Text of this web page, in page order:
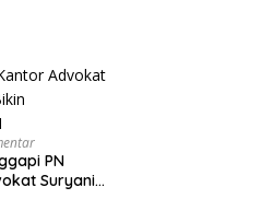
PN
Suryani